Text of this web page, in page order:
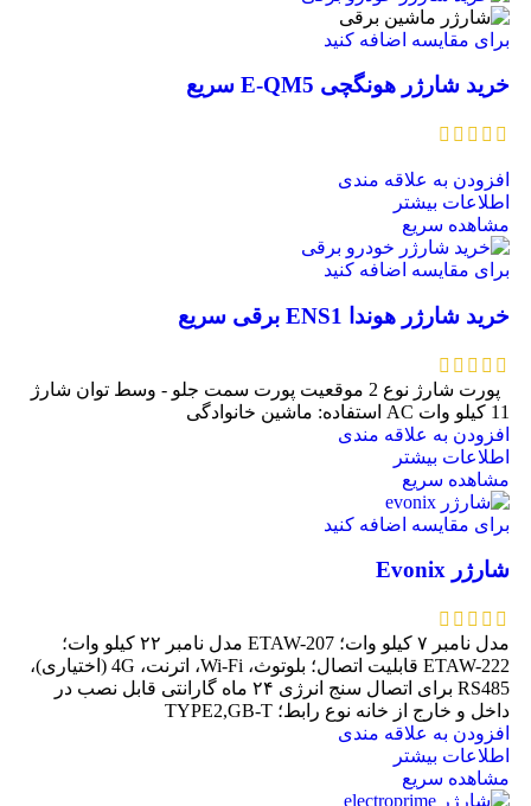
برای مقایسه اضافه کنید
خرید شارژر هونگچی E-QM5 سریع
افزودن به علاقه مندی
اطلاعات بیشتر
مشاهده سریع
برای مقایسه اضافه کنید
خرید شارژر هوندا ENS1 برقی سریع
پورت شارژ نوع 2 موقعیت پورت سمت جلو - وسط توان شارژ
11 کیلو وات AC
استفاده: ماشین خانوادگی
افزودن به علاقه مندی
اطلاعات بیشتر
مشاهده سریع
برای مقایسه اضافه کنید
شارژر Evonix
مدل نامبر ۷ کیلو وات؛ ETAW-207 مدل نامبر ۲۲ کیلو وات؛
ETAW-222 قابلیت اتصال؛ بلوتوث، Wi-Fi، اترنت، 4G (اختیاری)،
RS485 برای اتصال سنج انرژی ۲۴ ماه گارانتی قابل نصب در
داخل و خارج از خانه نوع رابط؛ TYPE2,GB-T
افزودن به علاقه مندی
اطلاعات بیشتر
مشاهده سریع